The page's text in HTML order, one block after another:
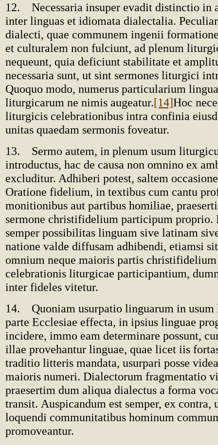
12. Necessaria insuper evadit distinctio in
inter linguas et idiomata dialectalia.
dialecti, quae communem ingenii
et culturalem non fulciunt, ad plenum
nequeunt, quia deficiunt stabilitate et
necessaria sunt, ut sint sermones liturgici
Quoquo modo, numerus particularium
liturgicarum ne nimis augeatur.[14]Hoc
liturgicis celebrationibus intra confinia
unitas quaedam sermonis foveatur.
13. Sermo autem, in plenum usum
introductus, hac de causa non omnino ex
excluditur. Adhiberi potest, saltem
Oratione fidelium, in textibus cum cantu
monitionibus aut partibus homiliae,
sermone christifidelium participum proprio.
semper possibilitas linguam sive latinam
natione valde diffusam adhibendi, etiamsi
omnium neque maioris partis
celebrationis liturgicae participantium,
inter fideles vitetur.
14. Quoniam usurpatio linguarum in
parte Ecclesiae effecta, in ipsius linguae
incidere, immo eam determinare possunt,
illae provehantur linguae, quae licet iis
traditio litteris mandata, usurpari posse
maioris numeri. Dialectorum fragmentatio
praesertim dum aliqua dialectus a forma
transit. Auspicandum est semper, ex contra,
loquendi communitatibus hominum
promoveantur.